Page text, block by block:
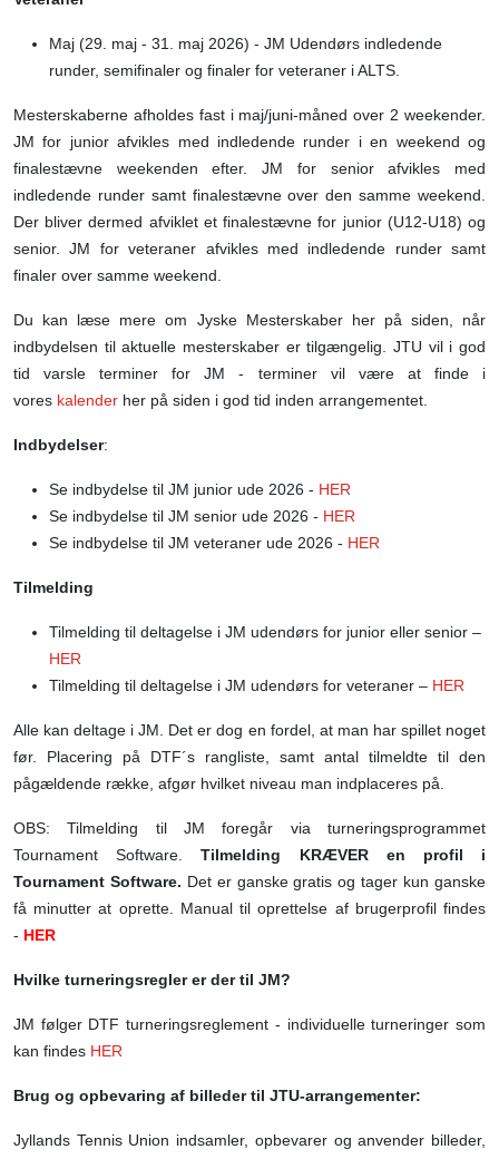
Maj (29. maj - 31. maj 2026) - JM Udendørs indledende
runder, semifinaler og finaler for veteraner i ALTS.
Mesterskaberne afholdes fast i maj/juni-måned over 2 weekender.
JM for junior afvikles med indledende runder i en weekend og
finalestævne weekenden efter. JM for senior afvikles med
indledende runder samt finalestævne over den samme weekend.
Der bliver dermed afviklet et finalestævne for junior (U12-U18) og
senior. JM for veteraner afvikles med indledende runder samt
finaler over samme weekend.
Du kan læse mere om Jyske Mesterskaber her på siden, når
indbydelsen til aktuelle mesterskaber er tilgængelig. JTU vil i god
tid varsle terminer for JM - terminer vil være at finde i
vores kalender her på siden i god tid inden arrangementet.
Indbydelser:
Se indbydelse til JM junior ude 2026 - HER
Se indbydelse til JM senior ude 2026 - HER
Se indbydelse til JM veteraner ude 2026 - HER
Tilmelding
Tilmelding til deltagelse i JM udendørs for junior eller senior –
HER
Tilmelding til deltagelse i JM udendørs for veteraner – HER
Alle kan deltage i JM. Det er dog en fordel, at man har spillet noget
før. Placering på DTF´s rangliste, samt antal tilmeldte til den
pågældende række, afgør hvilket niveau man indplaceres på.
OBS: Tilmelding til JM foregår via turneringsprogrammet
Tournament Software.Tilmelding KRÆVER en profil i
Tournament Software. Det er ganske gratis og tager kun ganske
få minutter at oprette. Manual til oprettelse af brugerprofil findes
- HER
Hvilke turneringsregler er der til JM?
JM følger DTF turneringsreglement - individuelle turneringer som
kan findes HER
Brug og opbevaring af billeder til JTU-arrangementer:
Jyllands Tennis Union indsamler, opbevarer og anvender billeder,